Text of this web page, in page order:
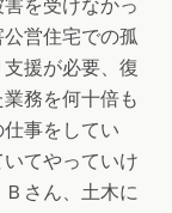
を受けなかっ
営住宅での孤
援が必要、復
務を何十倍も
事をしてい
てやっていけ
さん、土木に